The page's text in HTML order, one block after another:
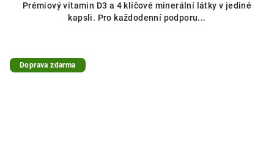
Prémiový vitamin D3 a 4 klíčové minerální látky v jediné
kapsli. Pro každodenní podporu...
Doprava zdarma